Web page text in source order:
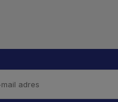
gemaaid naar €5 korting!